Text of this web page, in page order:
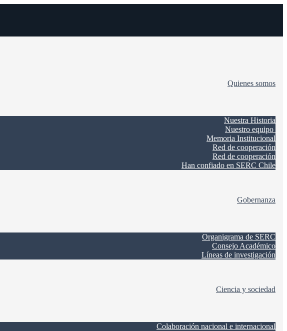
Quienes somos
Nuestra Historia
Nuestro equipo
Memoria Institucional
Red de cooperación
Red de cooperación
Han confiado en SERC Chile
Gobernanza
Organigrama de SERC
Consejo Académico
Líneas de investigación
Ciencia y sociedad
Colaboración nacional e internacional